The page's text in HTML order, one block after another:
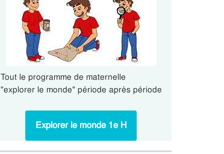
Tout le programme de maternelle
"explorer le monde" période après période
Explorer le monde 1e H